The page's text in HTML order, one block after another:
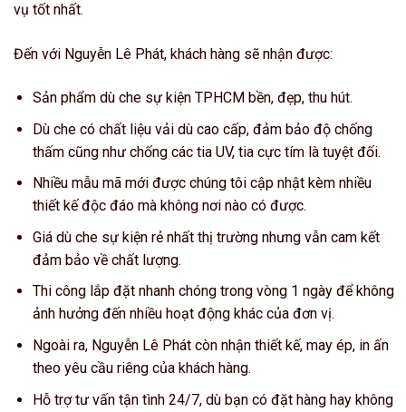
vụ tốt nhất.
Đến với Nguyễn Lê Phát, khách hàng sẽ nhận được:
Sản phẩm dù che sự kiện TPHCM bền, đẹp, thu hút.
Dù che có chất liệu vải dù cao cấp, đảm bảo độ chống
thấm cũng như chống các tia UV, tia cực tím là tuyệt đối.
Nhiều mẫu mã mới được chúng tôi cập nhật kèm nhiều
thiết kế độc đáo mà không nơi nào có được.
Giá dù che sự kiện rẻ nhất thị trường nhưng vẫn cam kết
đảm bảo về chất lượng.
Thi công lắp đặt nhanh chóng trong vòng 1 ngày để không
ảnh hưởng đến nhiều hoạt động khác của đơn vị.
Ngoài ra, Nguyễn Lê Phát còn nhận thiết kế, may ép, in ấn
theo yêu cầu riêng của khách hàng.
Hỗ trợ tư vấn tận tình 24/7, dù bạn có đặt hàng hay không